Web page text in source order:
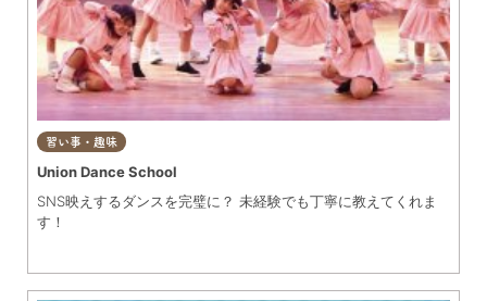
習い事・趣味
Union Dance School
SNS映えするダンスを完璧に？ 未経験でも丁寧に教えてくれま
す！